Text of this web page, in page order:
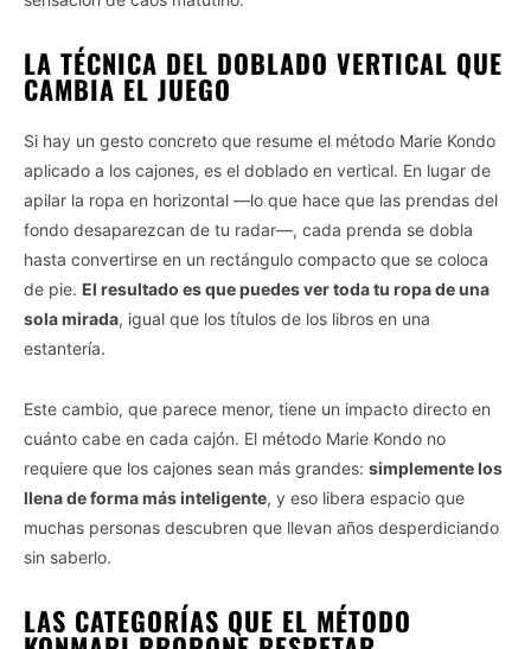
LA TÉCNICA DEL DOBLADO VERTICAL QUE
CAMBIA EL JUEGO
Si hay un gesto concreto que resume el método Marie Kondo
aplicado a los cajones, es el doblado en vertical. En lugar de
apilar la ropa en horizontal —lo que hace que las prendas del
fondo desaparezcan de tu radar—, cada prenda se dobla
hasta convertirse en un rectángulo compacto que se coloca
de pie. El resultado es que puedes ver toda tu ropa de una
sola mirada, igual que los títulos de los libros en una
estantería.
Este cambio, que parece menor, tiene un impacto directo en
cuánto cabe en cada cajón. El método Marie Kondo no
requiere que los cajones sean más grandes: simplemente los
llena de forma más inteligente, y eso libera espacio que
muchas personas descubren que llevan años desperdiciando
sin saberlo.
LAS CATEGORÍAS QUE EL MÉTODO